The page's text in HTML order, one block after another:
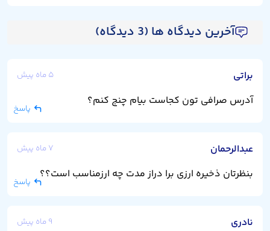
آخرین دیدگاه ها (3 دیدگاه)
براتی ۵ ماه پیش
آدرس صرافی تون کجاست بیام چنج کنم؟
عبدالرحمان ۷ ماه پیش
بنظرتان ذخیره ارزی برا دراز مدت چه ارزمناسب است؟؟
نادری ۹ ماه پیش